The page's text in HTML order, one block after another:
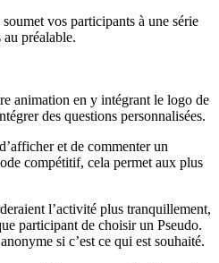
vos participants à une série
préalable.
animation en y intégrant le logo de
des questions personnalisées.
et de commenter un
compétitif, cela permet aux plus
l’activité plus tranquillement,
participant de choisir un Pseudo.
si c’est ce qui est souhaité.